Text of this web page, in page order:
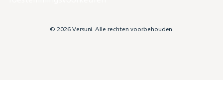
© 2026 Versuni. Alle rechten voorbehouden.